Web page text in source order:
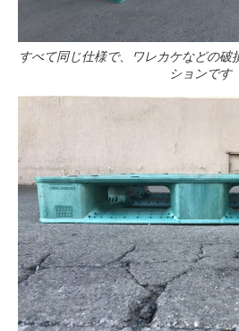
すべて同じ仕様で、ワレカケなどの破
ションです